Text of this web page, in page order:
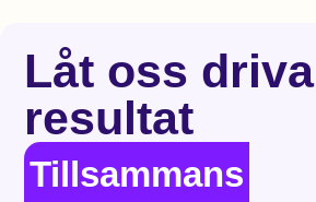
Låt oss driva
resultat
Tillsammans